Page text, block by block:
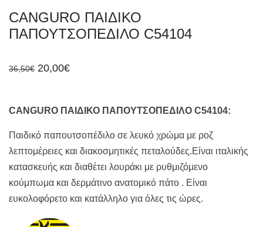
CANGURO ΠΑΙΔΙΚΟ
ΠΑΠΟΥΤΣΟΠΕΔΙΛΟ C54104
36,50€ Original
20,00€Η
20,00€.
CANGURO ΠΑΙΔΙΚΟ ΠΑΠΟΥΤΣΟΠΕΔΙΛΟ C54104:
Παιδικό παπουτσοπέδιλο σε λευκό χρώμα με ροζ
λεπτομέρειες και διακοσμητικές πεταλούδες.Είναι ιταλικής
κατασκευής και διαθέτει λουράκι με ρυθμιζόμενο
κούμπωμα και δερμάτινο ανατομικό πάτο . Είναι
ευκολοφόρετο και κατάλληλο για όλες τις ώρες.